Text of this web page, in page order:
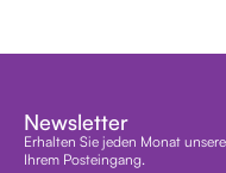
Newsletter
Erhalten Sie jeden Monat
Ihrem Posteingang.